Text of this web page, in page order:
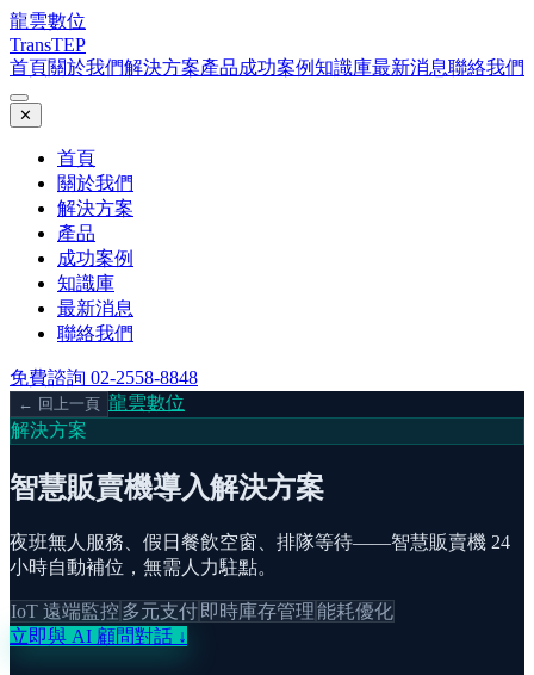
龍雲數位
TransTEP
首頁關於我們解決方案產品成功案例知識庫最新消息聯絡我們
✕
首頁
關於我們
解決方案
產品
成功案例
知識庫
最新消息
聯絡我們
免費諮詢 02-2558-8848
← 回上一頁 龍雲數位
解決方案
智慧販賣機導入解決方案
夜班無人服務、假日餐飲空窗、排隊等待——智慧販賣機 24
小時自動補位，無需人力駐點。
IoT 遠端監控多元支付 即時庫存管理能耗優化
立即與 AI 顧問對話 ↓